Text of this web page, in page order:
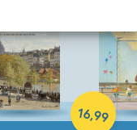
16,99
Hardcover